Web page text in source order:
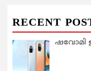
RECENT
ഷവോമി